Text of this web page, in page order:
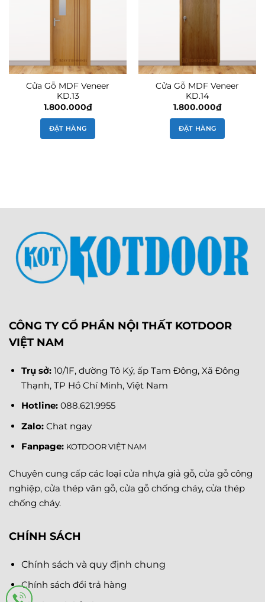
Cửa Gỗ MDF Veneer
KD.13
1.800.000₫
ĐẶT HÀNG
Cửa Gỗ MDF Veneer
KD.14
1.800.000₫
ĐẶT HÀNG
CÔNG TY CỔ PHẦN NỘI THẤT KOTDOOR
VIỆT NAM
Trụ sở: 10/1F, đường Tô Ký, ấp Tam Đông, Xã Đông
Thạnh, TP Hồ Chí Minh, Việt Nam
Hotline: 088.621.9955
Zalo: Chat ngay
Fanpage: KOTDOOR VIỆT NAM
Chuyên cung cấp các loại cửa nhựa giả gỗ, cửa gỗ công
nghiệp, cửa thép vân gỗ, cửa gỗ chống cháy, cửa thép
chống cháy.
CHÍNH SÁCH
Chính sách và quy định chung
Chính sách đổi trả hàng